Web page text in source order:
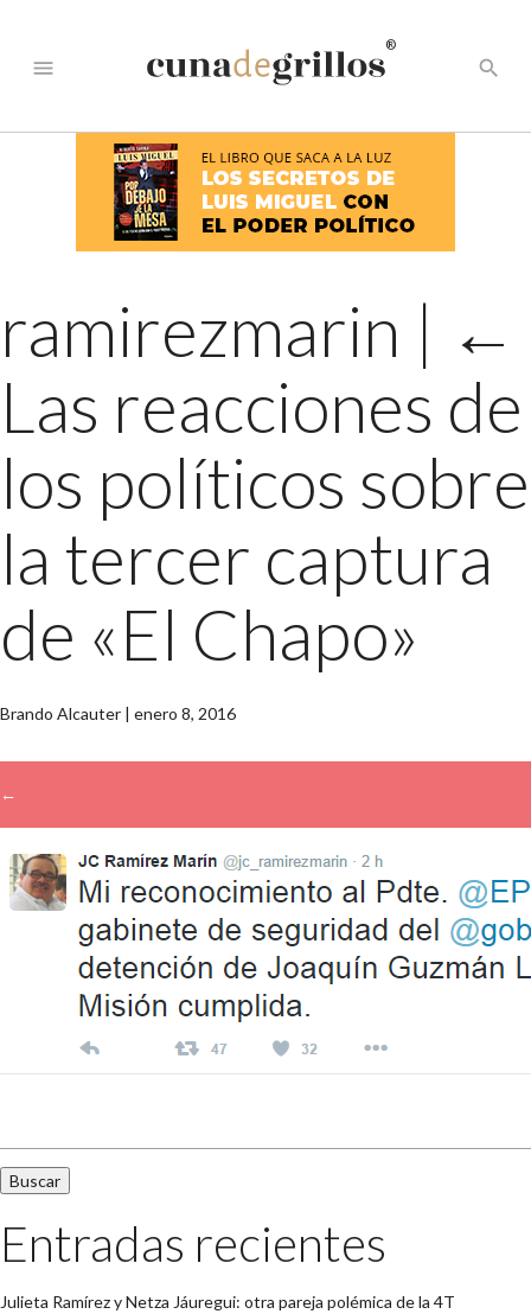
menu
®
search
ramirezmarin | ←
Las reacciones de
los políticos sobre
la tercer captura
de «El Chapo»
Brando Alcauter | enero 8, 2016
←
→
Entradas recientes
Julieta Ramírez y Netza Jáuregui: otra pareja polémica de la 4T